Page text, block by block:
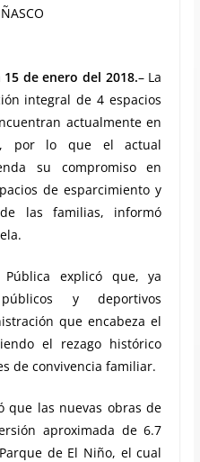
de enero del 2018.– La
integral de 4 espacios
actualmente en
por lo que el actual
su compromiso en
de esparcimiento y
las familias, informó
explicó que, ya
y deportivos
que encabeza el
el rezago histórico
de convivencia familiar.
que las nuevas obras de
aproximada de 6.7
de El Niño, el cual